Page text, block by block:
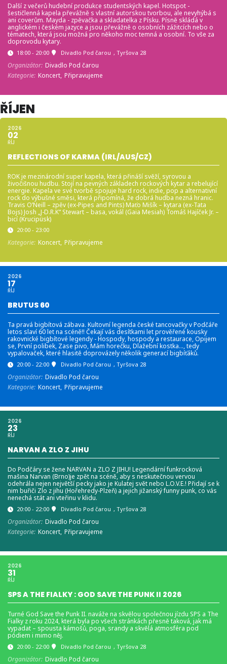
Další z večerů hudební produkce studentských kapel. Hotspot -
šestičlenná kapela převážně s vlastní autorskou tvorbou, ale nevyhýbá s
ani coverům. Mayda - zpěvačka a skladatelka z Písku. Písně skládá v
anglickém i českém jazyce a jsou převážně o osobních zážitcích nebo o
tématech, která jsou možná pro někoho moc temná a osobní. To vše za
doprovodu kytary.
18:00 - 20:00 Divadlo Pod čarou , Tyršova 28
Organizátor: Divadlo Pod čarou
Kategorie: Koncert, Připravujeme
ŘÍJEN
2026
02
ŘÍJ
REFLECTIONS OF KARMA (IRL/AUS/CZ)
ROK je mezinárodní super kapela, která přináší svěží, syrovou a
živočišnou hudbu. Stojí na pevných základech rockových kytar a rebelující
energie. Kapela ve své tvorbě spojuje hard rock, indie, pop a alternativní
rock do výbušné směsi, která připomíná, že dobrá hudba nezná hranic.
Travis O’Neill – zpěv (ex-Pipes and Pints) Maťo Mišík – kytara (ex-Tata
Bojs) Josh „J-D.R.K“ Stewart – basa, vokál (Gaia Mesiah) Tomáš Hajíček Jr. –
bicí (Krucipüsk)
20:00 - 23:00
Kategorie: Koncert, Připravujeme
2026
17
ŘÍJ
BRUTUS 60
Ta pravá bigbítová zábava. Kultovní legenda české tancovačky v Podčáře
letos slaví 60 let na scéně!! Čekají vás desítkami let prověřené kousky
rakovnické bigbítové legendy - Hospody, hospody a restaurace, Opijem
se, První polibek, Zase pivo, Mám horečku, Dlažební kostka…, tedy
vypalovaček, které hlasitě doprovázely několik generací bigbíťáků.
20:00 - 22:00 Divadlo Pod čarou , Tyršova 28
Organizátor: Divadlo Pod čarou
Kategorie: Koncert, Připravujeme
2026
23
ŘÍJ
NARVAN A ZLO Z JIHU
Do Podčáry se žene NARVAN a ZLO Z JIHU! Legendární funkrocková
mašina Narvan (Brno)je zpět na scéně, aby s neskutečnou vervou
odehrála nejen největší pecky jako je Kulatej svět nebo L.O.V.E.! Přidají se k
nim buřiči Zlo z jihu (Hořehredy-Plzeň) a jejich jižanský funny punk, co vás
nenechá stát ani vteřinu v klidu.
20:00 - 22:00 Divadlo Pod čarou , Tyršova 28
Organizátor: Divadlo Pod čarou
Kategorie: Koncert, Připravujeme
2026
31
ŘÍJ
SPS A THE FIALKY : GOD SAVE THE PUNK II 2026
Turné God Save the Punk II. naváže na skvělou společnou jízdu SPS a The
Fialky z roku 2024, která byla po všech stránkách přesně taková, jak má
vypadat – spousta kámošů, poga, srandy a skvělá atmosféra pod
pódiem i mimo něj.
20:00 - 22:00 Divadlo Pod čarou , Tyršova 28
Organizátor: Divadlo Pod čarou